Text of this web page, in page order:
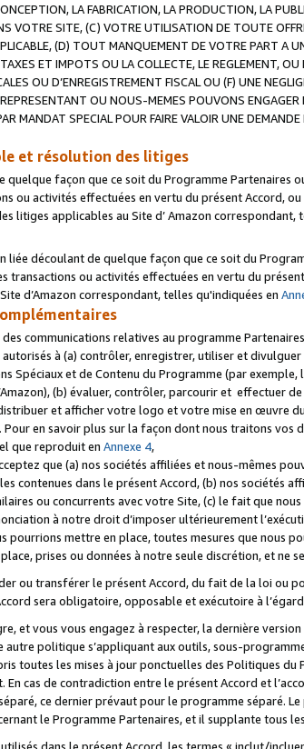
LA FABRICATION, LA PRODUCTION, LA
VOTRE SITE, (C) VOTRE UTILISATION DE TOUTE
(D) TOUT MANQUEMENT DE VOTRE PART A
ET IMPOTS OU LA COLLECTE, LE REGLEMENT,
OU D’ENREGISTREMENT FISCAL OU (F) UNE
OU NOUS-MEMES POUVONS
MANDAT SPECIAL POUR FAIRE VALOIR UNE
et résolution des litiges
quelque façon que ce soit du Programme Partenaires
ou activités effectuées en vertu du présent Accord,
litiges applicables au Site d’ Amazon correspondant,
liée découlant de quelque façon que ce soit du
transactions ou activités effectuées en vertu du
d’Amazon correspondant, telles qu'indiquées en
communications relatives au programme
autorisés à (a) contrôler, enregistrer, utiliser et
Spéciaux et de Contenu du Programme (par
(b) évaluer, contrôler, parcourir et effectuer
et afficher votre logo et votre mise en œuvre
en savoir plus sur la façon dont nous traitons vos
que reproduit en Annexe 4,
que (a) nos sociétés affiliées et nous-mêmes
contenues dans le présent Accord, (b) nos sociétés
ou concurrents avec votre Site, (c) le fait que
à notre droit d’imposer ultérieurement
pourrions mettre en place, toutes mesures que nous
prises ou données à notre seule discrétion, et
ou transférer le présent Accord, du fait de la loi ou
sera obligatoire, opposable et exécutoire à
et vous vous engagez à respecter, la dernière
autre politique s’appliquant aux outils, sous-
toutes les mises à jour ponctuelles des Politiques
cas de contradiction entre le présent Accord et
ce dernier prévaut pour le programme séparé.
le Programme Partenaires, et il supplante tous